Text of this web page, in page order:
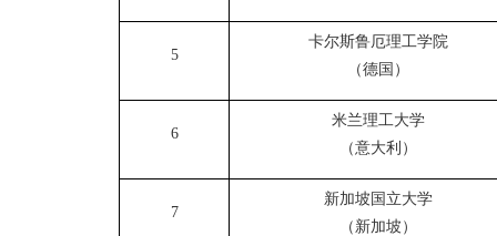
5
卡尔斯鲁厄理工学院
（德国）
6
米兰理工大学
（意大利）
7
新加坡国立大学
（新加坡）